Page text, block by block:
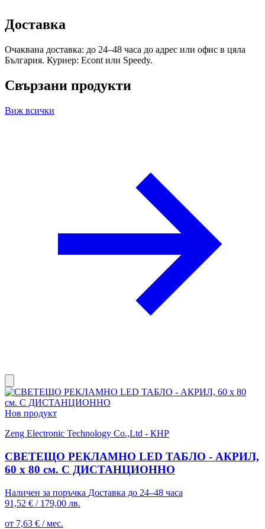
Доставка
Очаквана доставка: до 24–48 часа до адрес или офис в цяла
България. Куриер: Econt или Speedy.
Свързани продукти
Виж всички
Нов продукт
Zeng Electronic Technology Co.,Ltd - КНР
СВЕТЕЩО РЕКЛАМНО LED ТАБЛО - АКРИЛ,
60 х 80 см. С ДИСТАНЦИОННО
Наличен за поръчка Доставка до 24–48 часа
91,52 € / 179,00 лв.
от 7,63 € / мес.